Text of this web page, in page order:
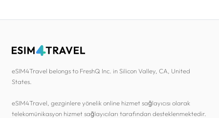
eSIM4Travel belongs to FreshQ Inc. in Silicon Valley, CA, United
States.
eSIM4Travel, gezginlere yönelik online hizmet sağlayıcısı olarak
telekomünikasyon hizmet sağlayıcıları tarafından desteklenmektedir.